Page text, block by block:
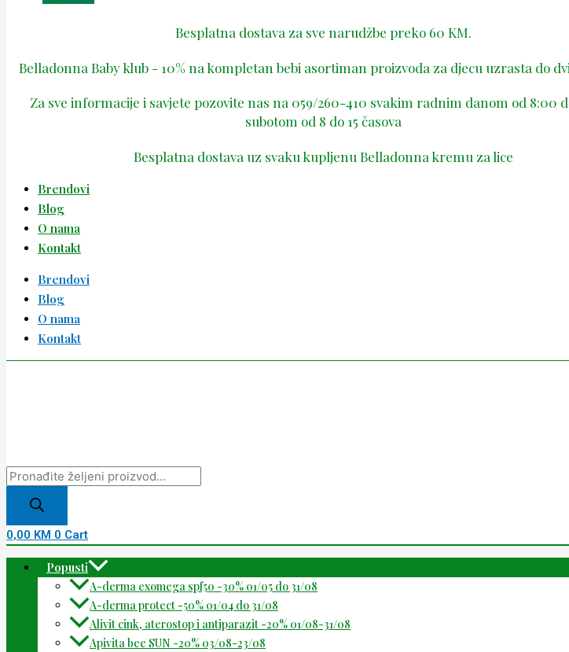
Besplatna dostava za sve narudžbe preko 60 KM.
Belladonna Baby klub - 10% na kompletan bebi asortiman proizvoda za djecu uzrasta do
Za sve informacije i savjete pozovite nas na 059/260-410 svakim radnim danom od 8:00
subotom od 8 do 15 časova
Besplatna dostava uz svaku kupljenu Belladonna kremu za lice
Brendovi
Blog
O nama
Kontakt
Brendovi
Blog
O nama
Kontakt
0,00 KM 0 Cart
Popusti
A-derma exomega spf50 -30% 01/05 do 31/08
A-derma protect -50% 01/04 do 31/08
Alivit cink, aterostop i antiparazit -20% 01/08-31/08
Apivita bee SUN -20% 03/08-23/08